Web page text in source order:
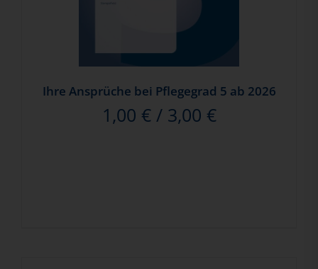
Ihre Ansprüche bei Pflegegrad 5 ab 2026
1,00 €/ 3,00 €